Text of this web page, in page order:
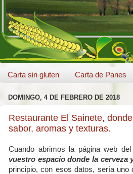
Carta sin gluten Carta de Panes
DOMINGO, 4 DE FEBRERO DE 2018
Restaurante El Sainete,
sabor, aromas y texturas.
Cuando abrimos la página web del
vuestro espacio donde la cerveza
principio, con esos datos, sería